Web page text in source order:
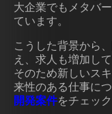
大企業でもメタバ
ています。
こうした背景から
え、求人も増加して
そのため新しいス
来性のある仕事に
開発案件をチェッ